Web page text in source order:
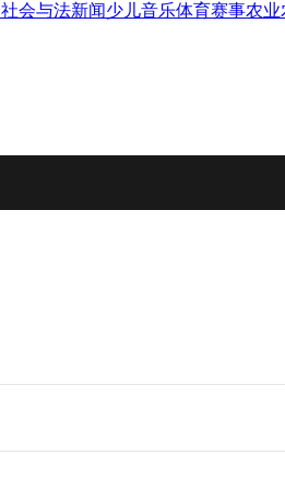
社会与法新闻少儿音乐体育赛事农业